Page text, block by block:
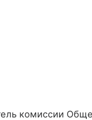
комиссии